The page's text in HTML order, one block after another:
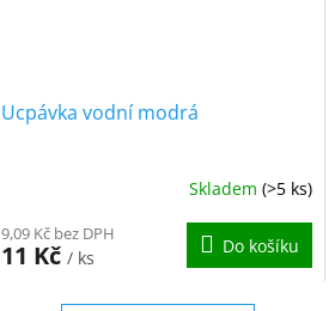
Ucpávka vodní modrá
Skladem (>5 ks)
9,09 Kč bez DPH
11 Kč / ks
Do košíku